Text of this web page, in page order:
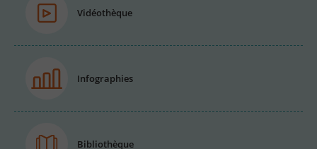
Vidéothèque
Infographies
Bibliothèque